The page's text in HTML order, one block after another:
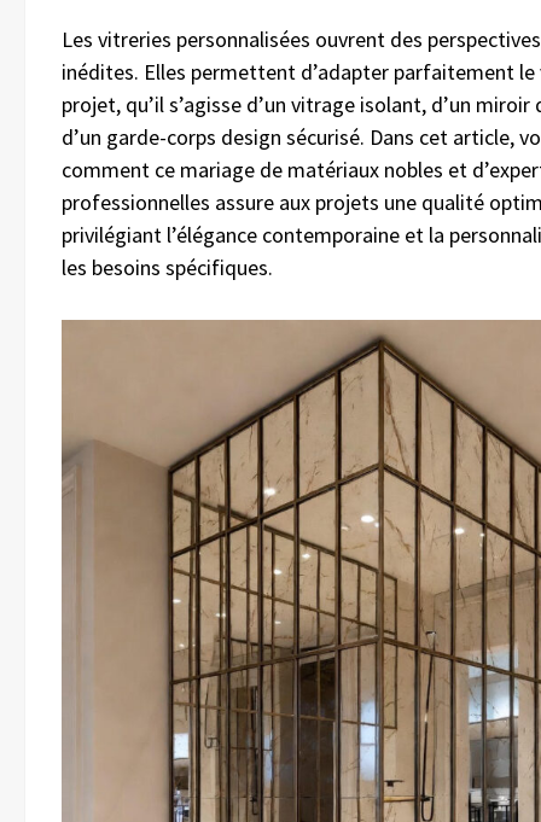
Les vitreries personnalisées ouvrent des
inédites. Elles permettent d’adapter parfaitement le
projet, qu’il s’agisse d’un vitrage isolant, d’un
d’un garde-corps design sécurisé. Dans cet article,
comment ce mariage de matériaux nobles et
professionnelles assure aux projets une qualité
privilégiant l’élégance contemporaine et la
les besoins spécifiques.